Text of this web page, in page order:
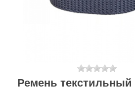
Ремень текстильный